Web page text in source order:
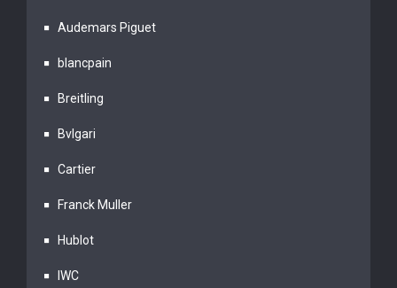
Audemars Piguet
blancpain
Breitling
Bvlgari
Cartier
Franck Muller
Hublot
IWC